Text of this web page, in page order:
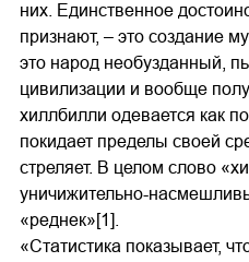
них. Единственное
признают, – это создание
это народ необузданный,
цивилизации и вообще
хиллбилли одевается как
покидает пределы своей
стреляет. В целом слово
уничижительно-
«реднек»[1].
«Статистика показывает,